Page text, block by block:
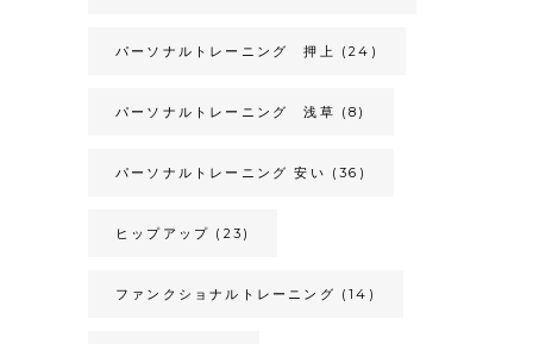
パーソナルトレーニング 押上 (24)
パーソナルトレーニング 浅草 (8)
パーソナルトレーニング 安い (36)
ヒップアップ (23)
ファンクショナルトレーニング (14)